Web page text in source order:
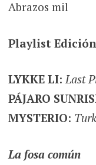
Abrazos mil
Playlist
LYKKE LI:Last
PÁJARO
MYSTERIO:
La fosa común